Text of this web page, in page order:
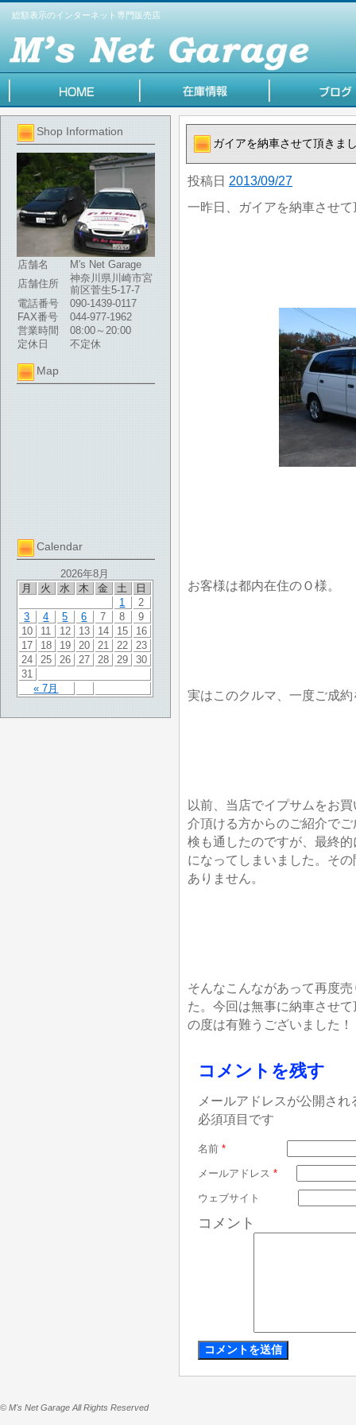
総額表示のインターネット専門販売店
Shop Information
店舗名
M's Net Garage
店舗住所
神奈川県川崎市宮
前区菅生5-17-7
電話番号
090-1439-0117
FAX番号
044-977-1962
営業時間
08:00～20:00
定休日
不定休
Map
Calendar
2026年8月
月
火 水 木 金 土 日
« 7月
1
2
3
4 5 6 7 8
9
10
11 12 13 14 15
16
17
18 19 20 21 22
23
24
25 26 27 28 29
30
31
ガイアを納車させて頂きま
投稿日 2013/09/27
一昨日、ガイアを納車させ
お客様は都内在住のＯ様。
実はこのクルマ、一度ご成
以前、当店でイプサムをお
介頂ける方からのご紹介で
検も通したのですが、最終
になってしまいました。そ
ありません。
そんなこんながあって再度
た。今回は無事に納車させ
の度は有難うございました！
コメントを残す
メールアドレスが公開さ
必須項目です
名前 *
メールアドレス *
ウェブサイト
コメント
© M's Net Garage All Rights Reserved